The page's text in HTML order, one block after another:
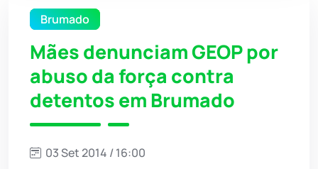
Brumado
Mães denunciam GEOP por
abuso da força contra
detentos em Brumado
03 Set 2014 / 16:00